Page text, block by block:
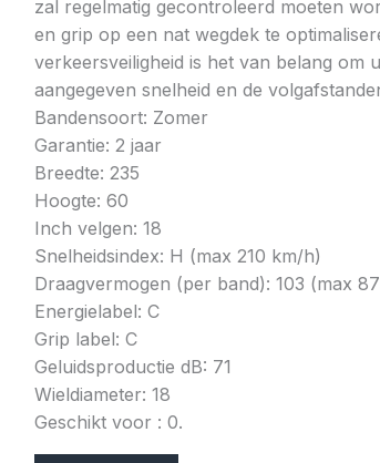
zal regelmatig gecontroleerd moeten
en grip op een nat wegdek te
verkeersveiligheid is het van belang om
aangegeven snelheid en de
Bandensoort: Zomer
Garantie: 2 jaar
Breedte: 235
Hoogte: 60
Inch velgen: 18
Snelheidsindex: H (max 210 km/h)
Draagvermogen (per band): 103 (max
Energielabel: C
Grip label: C
Geluidsproductie dB: 71
Wieldiameter: 18
Geschikt voor : 0.